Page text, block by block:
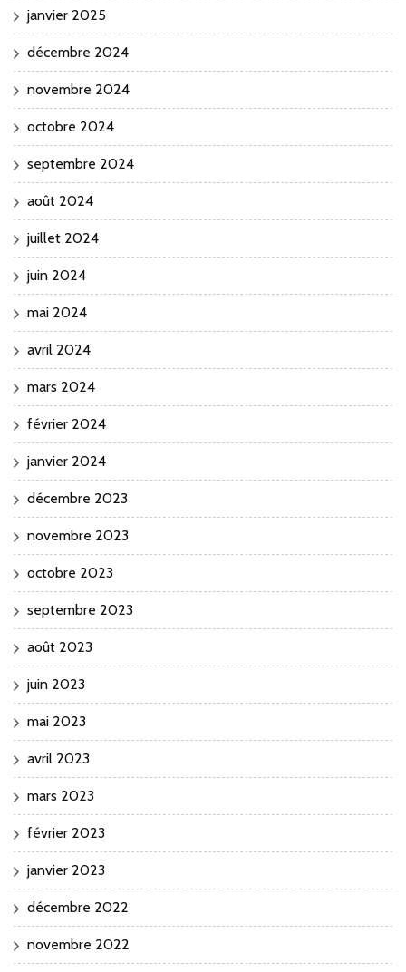
janvier 2025
décembre 2024
novembre 2024
octobre 2024
septembre 2024
août 2024
juillet 2024
juin 2024
mai 2024
avril 2024
mars 2024
février 2024
janvier 2024
décembre 2023
novembre 2023
octobre 2023
septembre 2023
août 2023
juin 2023
mai 2023
avril 2023
mars 2023
février 2023
janvier 2023
décembre 2022
novembre 2022